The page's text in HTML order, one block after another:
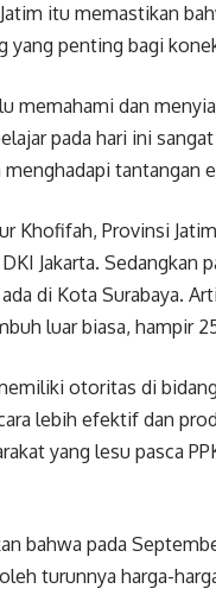
itu memastikan
yang penting bagi
memahami dan
pada hari ini
tantangan
Khofifah, Provinsi
Jakarta. Sedangkan
di Kota Surabaya.
luar biasa, hampir
otoritas di
lebih efektif dan
yang lesu pasca
bahwa pada
turunnya harga-